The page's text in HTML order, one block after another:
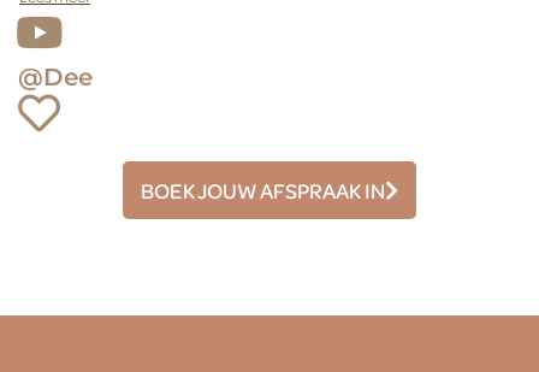
vastgelegd en binnenkort een beeldje bij ons op de kast!
Liefs Dee
@Dee
BOEK JOUW AFSPRAAK IN